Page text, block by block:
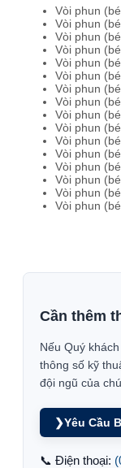
Vòi phun
Vòi phun
Vòi phun
Vòi phun
Vòi phun
Vòi phun
Vòi phun
Vòi phun
Vòi phun
Vòi phun
Vòi phun
Vòi phun
Vòi phun
Vòi phun
Vòi phun
Vòi phun
Cần thêm
Nếu Quý
thông số kỹ
đội ngũ của
❯Yêu Cầu
📞 Điện thoại: